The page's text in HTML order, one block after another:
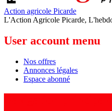
Action agricole Picarde
L'Action Agricole Picarde,
User account menu
Nos offres
Annonces légales
Espace abonné